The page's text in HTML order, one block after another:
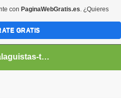
amigosmalaguistas-temporadas
con PaginaWebGratis.es. ¿Quieres
GRATIS